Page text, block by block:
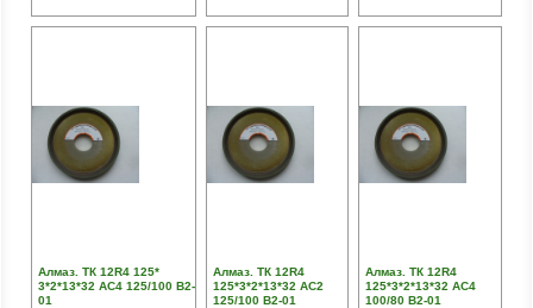
Алмаз. ТК 12R4 125*
3*2*13*32 АС4 125/100 В2-
01
Алмаз. ТК 12R4
125*3*2*13*32 АС2
125/100 В2-01
Алмаз. ТК 12R4
125*3*2*13*32 АС4
100/80 В2-01